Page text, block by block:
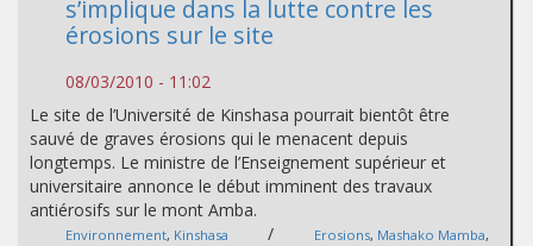
s’implique dans la lutte contre les
érosions sur le site
08/03/2010 - 11:02
Le site de l’Université de Kinshasa pourrait bientôt être
sauvé de graves érosions qui le menacent depuis
longtemps. Le ministre de l’Enseignement supérieur et
universitaire annonce le début imminent des travaux
antiérosifs sur le mont Amba.
Environnement, Kinshasa / Erosions, Mashako Mamba,